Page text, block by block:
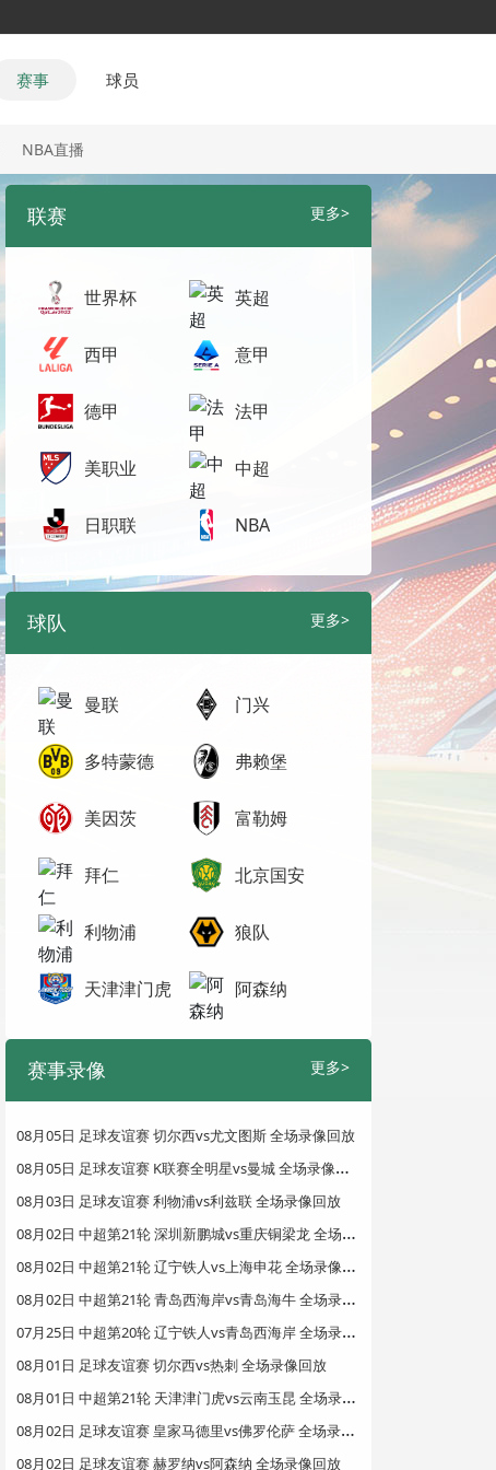
赛事 球员
NBA直播
联赛 更多>
世界杯 英超
西甲 意甲
德甲 法甲
美职业 中超
日职联 NBA
球队 更多>
曼联 门兴
多特蒙德 弗赖堡
美因茨 富勒姆
拜仁 北京国安
利物浦 狼队
天津津门虎 阿森纳
赛事录像 更多>
08月05日 足球友谊赛 切尔西vs尤文图斯 全场录像回放
0
8月05日 足球友谊赛 K联赛全明星vs曼城 全场录像回放
08月03日 足球友谊赛 利物浦vs利兹联 全场录像回放
0
8月02日 中超第21轮 深圳新鹏城vs重庆铜梁龙 全场录像回放
0
8月02日 中超第21轮 辽宁铁人vs上海申花 全场录像回放
0
8月02日 中超第21轮 青岛西海岸vs青岛海牛 全场录像回放
0
7月25日 中超第20轮 辽宁铁人vs青岛西海岸 全场录像回放
08月01日 足球友谊赛 切尔西vs热刺 全场录像回放
0
8月01日 中超第21轮 天津津门虎vs云南玉昆 全场录像回放
0
8月02日 足球友谊赛 皇家马德里vs佛罗伦萨 全场录像回放
08月02日 足球友谊赛 赫罗纳vs阿森纳 全场录像回放